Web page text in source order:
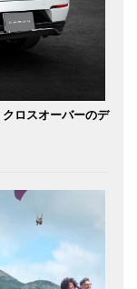
ロスオーバーのデ